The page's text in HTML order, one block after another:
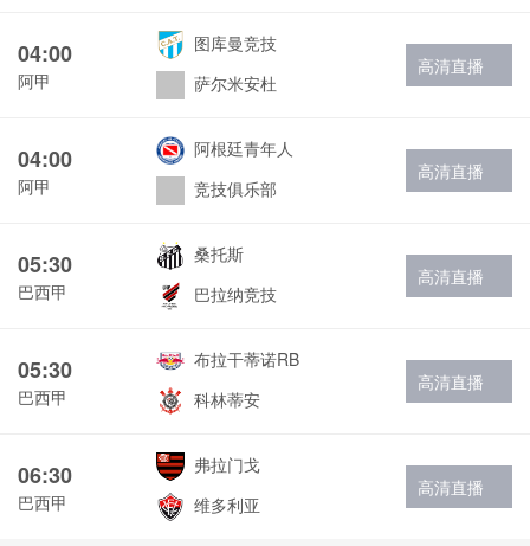
04:00
阿甲
图库曼竞技
萨尔米安杜
高清直播
04:00
阿甲
阿根廷青年人
竞技俱乐部
高清直播
05:30
巴西甲
桑托斯
巴拉纳竞技
高清直播
05:30
巴西甲
布拉干蒂诺RB
科林蒂安
高清直播
06:30
巴西甲
弗拉门戈
维多利亚
高清直播